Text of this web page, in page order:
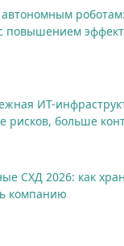
повышением
ИТ-
рисков, больше
СХД 2026: как
компанию